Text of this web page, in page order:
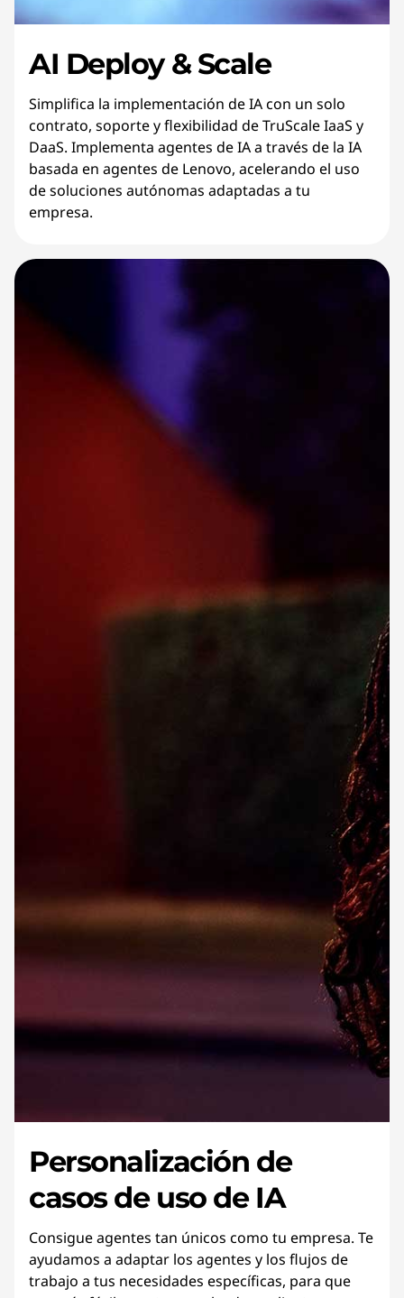
AI Deploy & Scale
Simplifica la implementación de IA con un solo
contrato, soporte y flexibilidad de TruScale IaaS y
DaaS. Implementa agentes de IA a través de la IA
basada en agentes de Lenovo, acelerando el uso
de soluciones autónomas adaptadas a tu
empresa.
Personalización de
casos de uso de IA
Consigue agentes tan únicos como tu empresa. Te
ayudamos a adaptar los agentes y los flujos de
trabajo a tus necesidades específicas, para que